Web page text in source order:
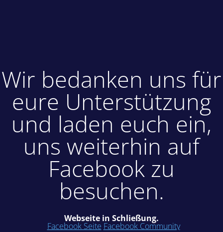
Wir bedanken uns für
eure Unterstützung
und laden euch ein,
uns weiterhin auf
Facebook zu
besuchen.
Webseite in Schließung.
Facebook Seite Facebook Community